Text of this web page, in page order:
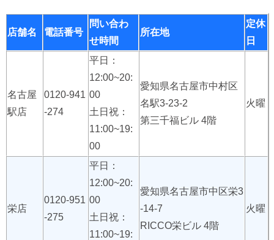
店舗名 電話番号
問い合わ
せ時間
所在地
定休
日
名古屋
駅店
0120-941
-274
平日：
12:00~20:
00
土日祝：
11:00~19:
00
愛知県名古屋市中村区
名駅3-23-2
第三千福ビル 4階
火曜
栄店
0120-951
-275
平日：
12:00~20:
00
土日祝：
11:00~19:
愛知県名古屋市中区栄3
-14-7
RICCO栄ビル 4階
火曜